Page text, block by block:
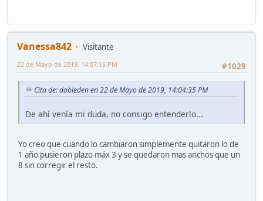
Vanessa842
Visitante
#1029
22 de Mayo de 2019, 14:07:15 PM
Cita de: dobleden en 22 de Mayo de 2019, 14:04:35 PM
De ahí venía mi duda, no consigo entenderlo...
Yo creo que cuando lo cambiaron simplemente quitaron lo de
1 año pusieron plazo máx 3 y se quedaron mas anchos que un
8 sin corregir el resto.